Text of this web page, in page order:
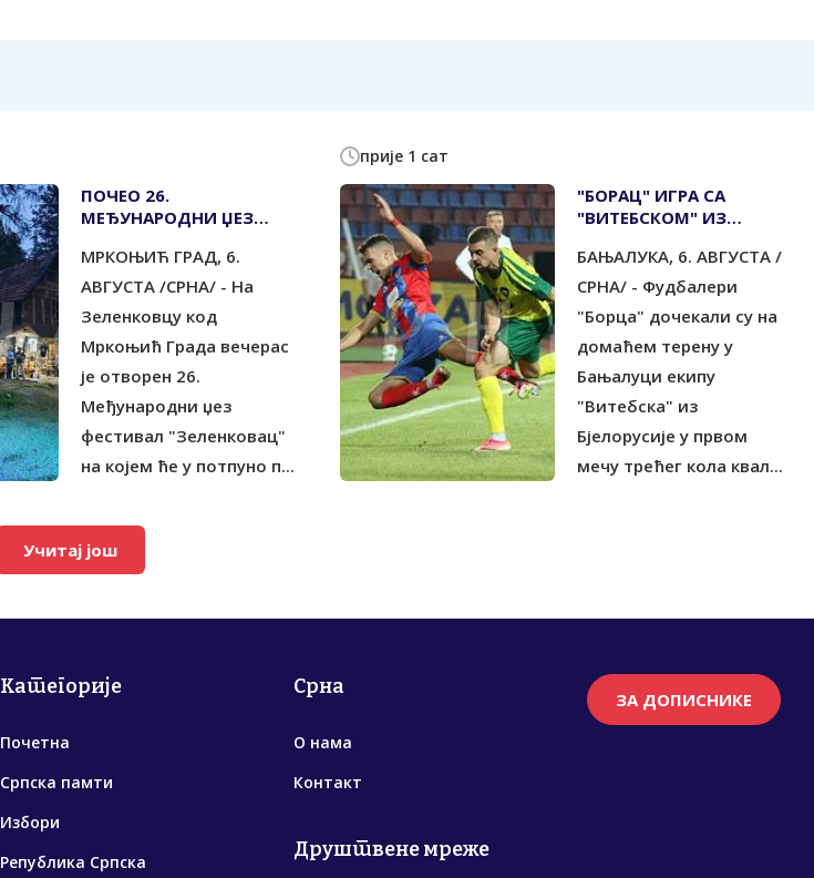
ПОЧЕО 26.
МЕЂУНАРОДНИ ЏЕЗ
ЗЕЛЕНКОВЦУ
МРКОЊИЋ ГРАД, 6.
АВГУСТА /СРНА/ - На
Зеленковцу код
Мркоњић Града вечерас
је отворен 26.
Међународни џез
фестивал "Зеленковац"
на којем ће у потпуно п...
прије 1 сат
"БОРАЦ" ИГРА СА
"ВИТЕБСКОМ" ИЗ
БАЊАЛУКА, 6. АВГУСТА /
СРНА/ - Фудбалери
"Борца" дочекали су на
домаћем терену у
Бањалуци екипу
"Витебска" из
Бјелорусије у првом
мечу трећег кола квал...
Учитај још
Категорије
Почетна
Српска памти
Избори
Република Српска
Срна
О нама
Контакт
Друштвене мреже
ЗА ДОПИСНИКЕ